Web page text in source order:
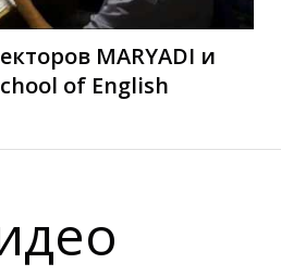
MARYADI и
of English